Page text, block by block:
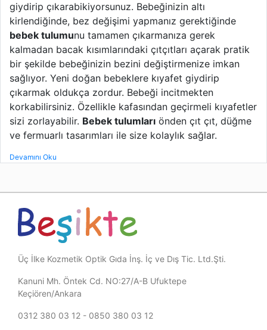
giydirip çıkarabikiyorsunuz. Bebeğinizin altı
kirlendiğinde, bez değişimi yapmanız gerektiğinde
bebek tulumunu tamamen çıkarmanıza gerek
kalmadan bacak kısımlarındaki çıtçıtları açarak pratik
bir şekilde bebeğinizin bezini değiştirmenize imkan
sağlıyor. Yeni doğan bebeklere kıyafet giydirip
çıkarmak oldukça zordur. Bebeği incitmekten
korkabilirsiniz. Özellikle kafasından geçirmeli kıyafetler
sizi zorlayabilir. Bebek tulumları önden çıt çıt, düğme
ve fermuarlı tasarımları ile size kolaylık sağlar.
Devamını Oku
Üç İlke Kozmetik Optik Gıda İnş. İç ve Dış Tic. Ltd.Şti.
Kanuni Mh. Öntek Cd. NO:27/A-B Ufuktepe
Keçiören/Ankara
0312 380 03 12 - 0850 380 03 12